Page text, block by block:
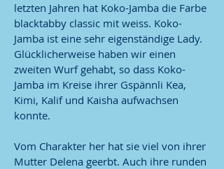
letzten Jahren hat Koko-Jamba die Farbe
blacktabby classic mit weiss. Koko-
Jamba ist eine sehr eigenständige Lady.
Glücklicherweise haben wir einen
zweiten Wurf gehabt, so dass Koko-
Jamba im Kreise ihrer Gspännli Kea,
Kimi, Kalif und Kaisha aufwachsen
konnte.
Vom Charakter her hat sie viel von ihrer
Mutter Delena geerbt. Auch ihre runden